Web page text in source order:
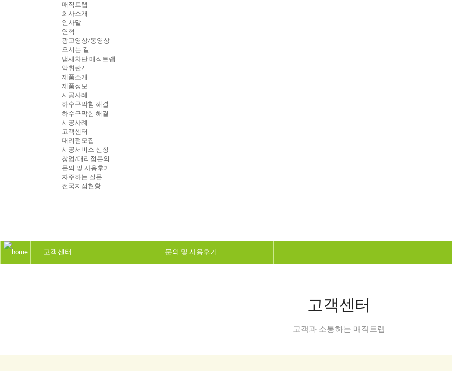
매직트랩
회사소개
인사말
연혁
광고영상/동영상
오시는 길
냄새차단 매직트랩
악취란?
제품소개
제품정보
시공사례
하수구막힘 해결
하수구막힘 해결
시공사례
고객센터
대리점모집
시공서비스 신청
창업/대리점문의
문의 및 사용후기
자주하는 질문
전국지점현황
고객센터 문의 및 사용후기
자주하는 질문
고객센터
고객과 소통하는 매직트랩